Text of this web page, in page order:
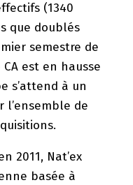
(1340
que doublés
semestre de
est en hausse
s’attend à un
l’ensemble de
2011, Nat’ex
basée à